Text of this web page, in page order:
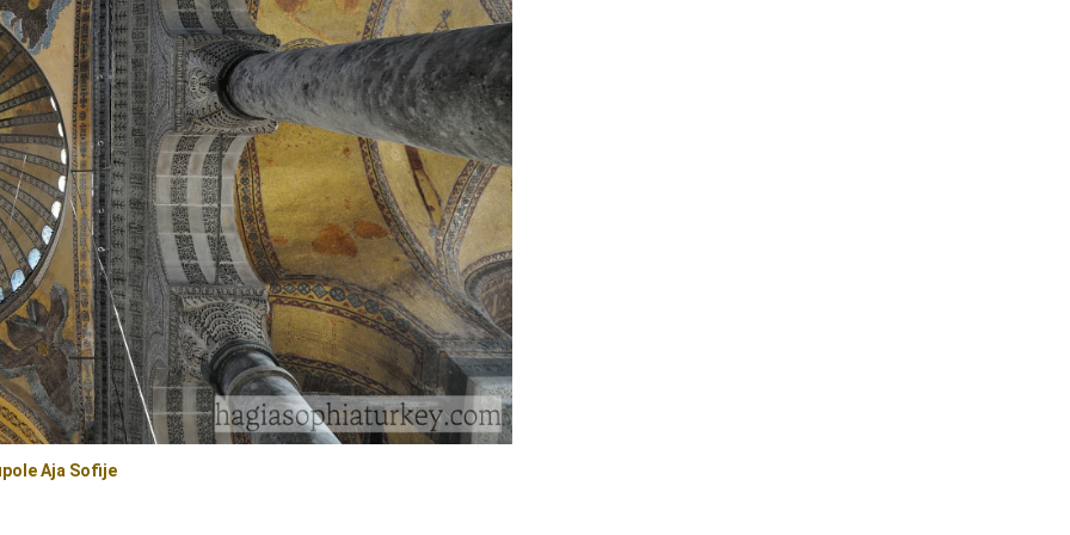
Aja Sofije